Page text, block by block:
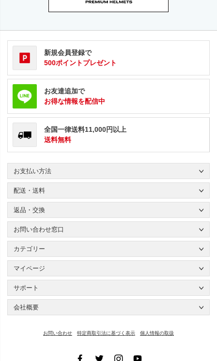
新規会員登録で
500ポイントプレゼント
お友達追加で
お得な情報を配信中
全国一律送料11,000円以上
送料無料
お支払い方法
配送・送料
返品・交換
お問い合わせ窓口
カテゴリー
マイページ
サポート
会社概要
お問い合わせ 特定商取引法に基づく表示 個人情報の取扱